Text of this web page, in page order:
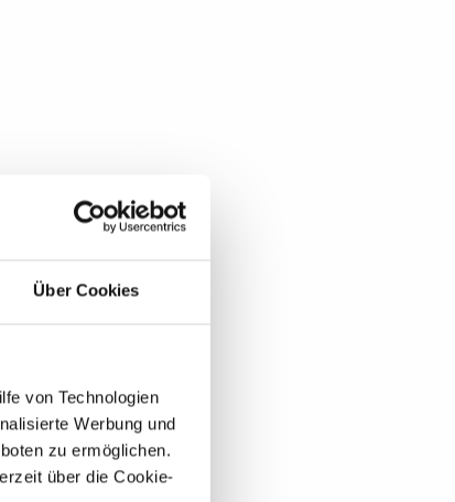
Über Cookies
von Technologien
Werbung und
zu ermöglichen.
über die Cookie-